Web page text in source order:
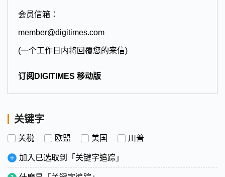
会员信箱：
member@digitimes.com
(一个工作日内将回覆您的来信)
订阅DIGITIMES 移动版
关键字
关税 欧盟 美国 川普
加入已选取到「关键字追踪」